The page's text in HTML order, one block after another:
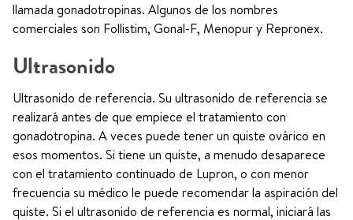
llamada gonadotropinas. Algunos de los nombres
comerciales son Follistim, Gonal-F, Menopur y Repronex.
Ultrasonido
Ultrasonido de referencia. Su ultrasonido de referencia se
realizará antes de que empiece el tratamiento con
gonadotropina. A veces puede tener un quiste ovárico en
esos momentos. Si tiene un quiste, a menudo desaparece
con el tratamiento continuado de Lupron, o con menor
frecuencia su médico le puede recomendar la aspiración del
quiste. Si el ultrasonido de referencia es normal, iniciará las